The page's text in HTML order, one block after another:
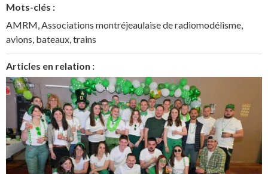
Mots-clés :
AMRM Associations montréjeaulaise de radiomodélisme
avions bateaux trains
Articles en relation :